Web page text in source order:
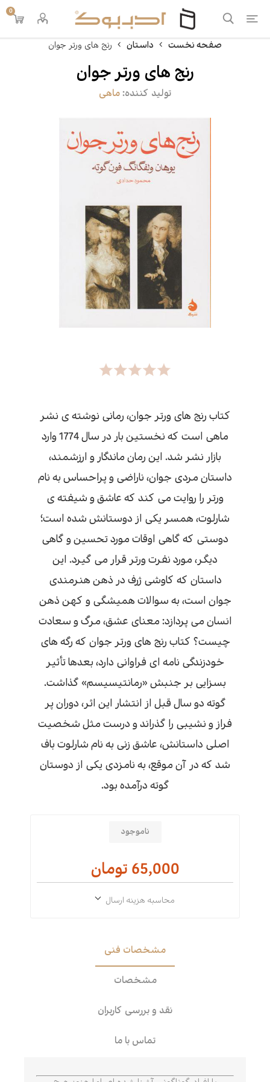
0
صفحه نخست داستان رنج های ورتر جوان
رنج های ورتر جوان
تولید کننده: ماهی
کتاب رنج های ورتر جوان، رمانی نوشته ی نشر
ماهی است که نخستین بار در سال 1774 وارد
بازار نشر شد. این رمان ماندگار و ارزشمند،
داستان مردی جوان، ناراضی و پراحساس به نام
ورتر را روایت می کند که عاشق و شیفته ی
شارلوت، همسر یکی از دوستانش شده است؛
دوستی که گاهی اوقات مورد تحسین و گاهی
دیگر، مورد نفرت ورتر قرار می گیرد. این
داستان که کاوشی ژرف در ذهن هنرمندی
جوان است، به سوالات همیشگی و کهن ذهن
انسان می پردازد: معنای عشق، مرگ و سعادت
چیست؟ کتاب رنج های ورتر جوان که رگه های
خودزندگی نامه ای فراوانی دارد، بعدها تأثیر
بسزایی بر جنبش «رمانتیسیسم» گذاشت.
گوته دو سال قبل از انتشار این اثر، دوران پر
فراز و نشیبی را گذراند و درست مثل شخصیت
اصلی داستانش، عاشق زنی به نام شارلوت باف
شد که در آن موقع، به نامزدی یکی از دوستان
گوته درآمده بود.
ناموجود
65,000 تومان
محاسبه هزینه ارسال
مشخصات فنی
مشخصات
نقد و بررسی کاربران
تماس با ما